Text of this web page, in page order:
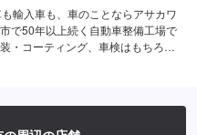
輸入車も、車のことならアサカワ
で50年以上続く自動車整備工場で
・コーティング、車検はもちろん
ディーコーティング、新車・中古